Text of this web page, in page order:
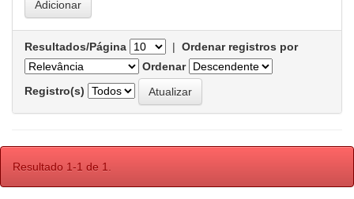
Resultados/Página | Ordenar registros por
Ordenar
Registro(s)
Resultado 1-1 de 1.